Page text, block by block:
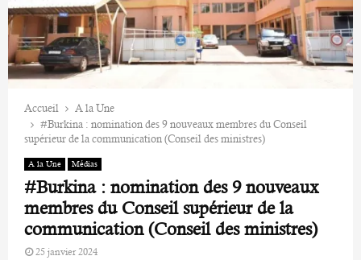
Accueil
A la Une
#Burkina : nomination des 9 nouveaux membres du Conseil
supérieur de la communication (Conseil des ministres)
A la Une Médias
#Burkina : nomination des 9 nouveaux
membres du Conseil supérieur de la
communication (Conseil des ministres)
25 janvier 2024